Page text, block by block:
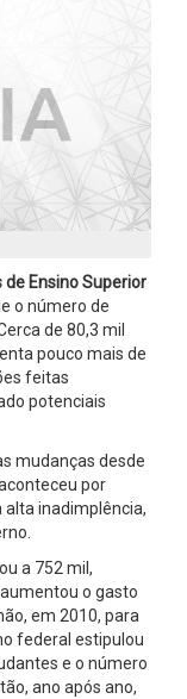
Ensino Superior
o número de
de 80,3 mil
pouco mais de
feitas
potenciais
mudanças desde
por
inadimplência,
a 752 mil,
o gasto
em 2010, para
federal estipulou
e o número
ano após ano,